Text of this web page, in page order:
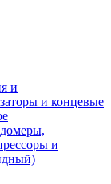
и
и концевые
и